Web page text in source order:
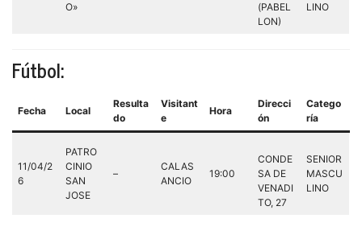
O»
(PABEL
LON)
LINO
Fútbol:
Fecha Local
Resulta
do
Visitant
e
Hora
Direcci
ón
Catego
ría
11/04/2
6
PATRO
CINIO
SAN
JOSE
–
CALAS
ANCIO
19:00
CONDE
SA DE
VENADI
TO, 27
SENIOR
MASCU
LINO